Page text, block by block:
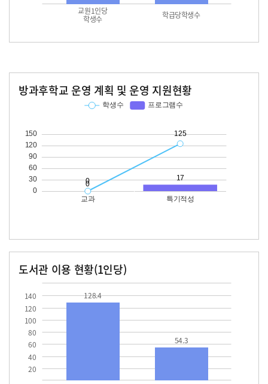
교원1인당
학생수 학급당학생수
방과후학교 운영 계획 및 운영 지원현황
도서관 이용 현황(1인당)
20
40
60
80
100
120
140 128.4
54.3